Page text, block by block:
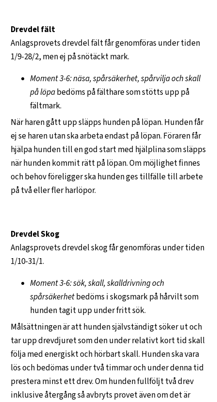
Drevdel fält
Anlagsprovets drevdel fält får genomföras under tiden
1/9-28/2, men ej på snötäckt mark.
Moment 3-6: näsa, spårsäkerhet, spårvilja och skall
på löpabedöms på fälthare som stötts upp på
fältmark.
När haren gått upp släpps hunden på löpan. Hunden får
ej se haren utan ska arbeta endast på löpan. Föraren får
hjälpa hunden till en god start med hjälplina som släpps
när hunden kommit rätt på löpan. Om möjlighet finnes
och behov föreligger ska hunden ges tillfälle till arbete
på två eller fler harlöpor.
Drevdel Skog
Anlagsprovets drevdel skog får genomföras under tiden
1/10-31/1.
Moment 3-6: sök, skall, skalldrivning och
spårsäkerhetbedöms i skogsmark på hårvilt som
hunden tagit upp under fritt sök.
Målsättningen är att hunden självständigt söker ut och
tar upp drevdjuret som den under relativt kort tid skall
följa med energiskt och hörbart skall. Hunden ska vara
lös och bedömas under två timmar och under denna tid
prestera minst ett drev. Om hunden fullföljt två drev
inklusive återgång så avbryts provet även om det är